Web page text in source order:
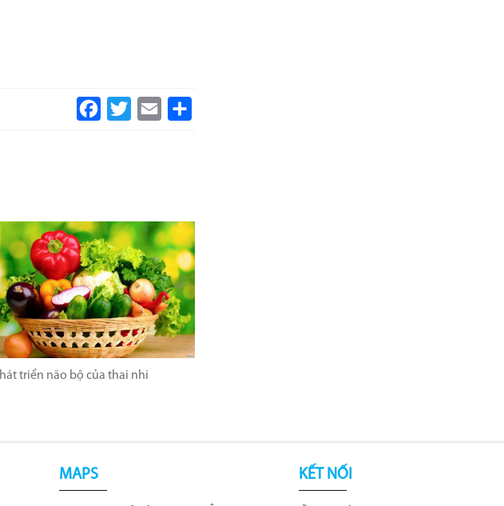
Facebook
Twitter Email
triển não bộ của thai nhi
MAPS KẾT NỐI